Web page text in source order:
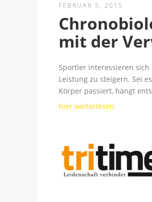
FEBRUAR 5, 2015
mit der
Sportler interessieren
Leistung zu steigern. Sei
Körper passiert, hängt
hier weiterlesen